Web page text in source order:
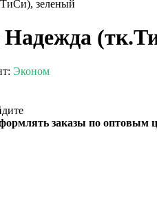
зеленый
Эконом
заказы по оптовым